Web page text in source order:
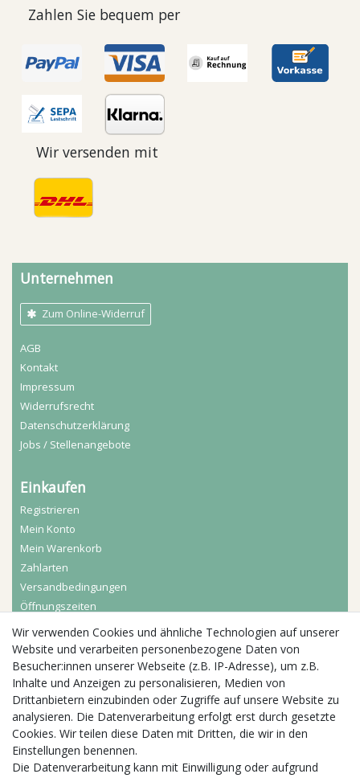
Zahlen Sie bequem per
Wir versenden mit
Unternehmen
Zum Online-Widerruf
AGB
Kontakt
Impressum
Widerrufs­recht
Daten­schutz­erklärung
Jobs / Stellenangebote
Einkaufen
Registrieren
Mein Konto
Mein Warenkorb
Zahlarten
Versandbedingungen
Öffnungszeiten
Aktuelles
Busgruppen
Kindergeburtstage
Kindergartenausflug
Schulklassenausflug
Zwillingsrabatt
Wir verwenden Cookies und ähnliche Technologien auf unserer
Website und verarbeiten personenbezogene Daten von
Besucher:innen unserer Webseite (z.B. IP-Adresse), um z.B.
Inhalte und Anzeigen zu personalisieren, Medien von
Drittanbietern einzubinden oder Zugriffe auf unsere Website zu
analysieren. Die Datenverarbeitung erfolgt erst durch gesetzte
Cookies. Wir teilen diese Daten mit Dritten, die wir in den
Einstellungen benennen.
Die Datenverarbeitung kann mit Einwilligung oder aufgrund